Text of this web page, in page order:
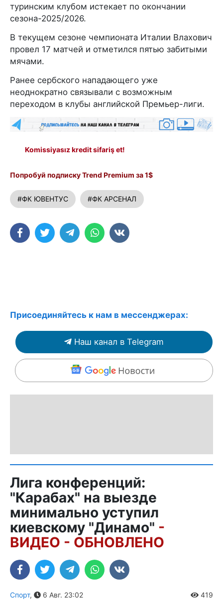
туринским клубом истекает по окончании
сезона-2025/2026.
В текущем сезоне чемпионата Италии Влахович
провел 17 матчей и отметился пятью забитыми
мячами.
Ранее сербского нападающего уже
неоднократно связывали с возможным
переходом в клубы английской Премьер-лиги.
Komissiyasız kredit sifariş et!
Попробуй подписку Trend Premium за 1$
#ФК ЮВЕНТУС #ФК АРСЕНАЛ
Присоединяйтесь к нам в мессенджерах:
Наш канал в Telegram
Лига конференций:
"Карабах" на выезде
минимально уступил
киевскому "Динамо" -
ВИДЕО - ОБНОВЛЕНО
Спорт, 6 Авг. 23:02 419